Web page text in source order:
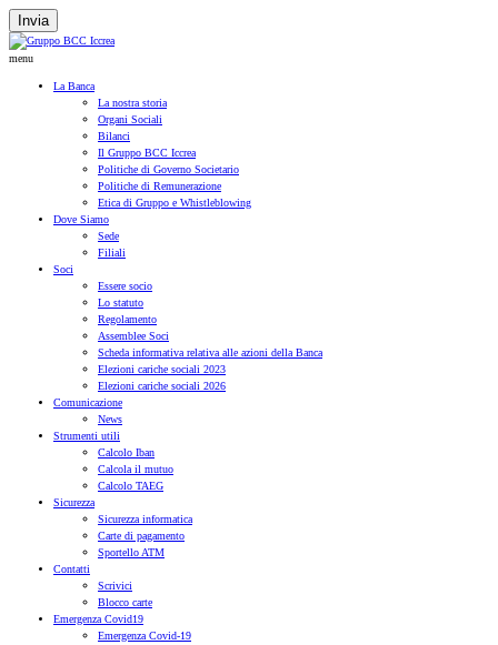
Invia
menu
La Banca
La nostra storia
Organi Sociali
Bilanci
Il Gruppo BCC Iccrea
Politiche di Governo Societario
Politiche di Remunerazione
Etica di Gruppo e Whistleblowing
Dove Siamo
Sede
Filiali
Soci
Essere socio
Lo statuto
Regolamento
Assemblee Soci
Scheda informativa relativa alle azioni della Banca
Elezioni cariche sociali 2023
Elezioni cariche sociali 2026
Comunicazione
News
Strumenti utili
Calcolo Iban
Calcola il mutuo
Calcolo TAEG
Sicurezza
Sicurezza informatica
Carte di pagamento
Sportello ATM
Contatti
Scrivici
Blocco carte
Emergenza Covid19
Emergenza Covid-19